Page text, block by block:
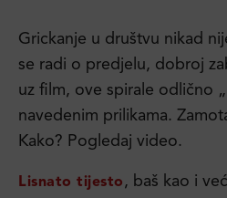
Grickanje u društvu nikad
se radi o predjelu, dobroj
uz film, ove spirale odlično
navedenim prilikama.
Kako? Pogledaj video.
Lisnato tijesto , baš kao i